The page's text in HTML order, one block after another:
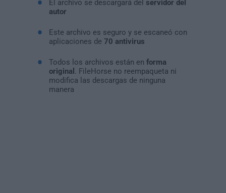
El archivo se descargará del servidor del
autor
Este archivo es seguro y se escaneó con
aplicaciones de 70 antivirus
Todos los archivos están en forma
original
. FileHorse no reempaqueta ni
modifica las descargas de ninguna
manera